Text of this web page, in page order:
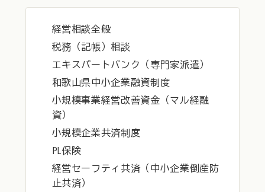
経営相談全般
税務（記帳）相談
エキスパートバンク（専門家派遣）
和歌山県中小企業融資制度
小規模事業経営改善資金（マル経融
資）
小規模企業共済制度
PL保険
経営セーフティ共済（中小企業倒産防
止共済）